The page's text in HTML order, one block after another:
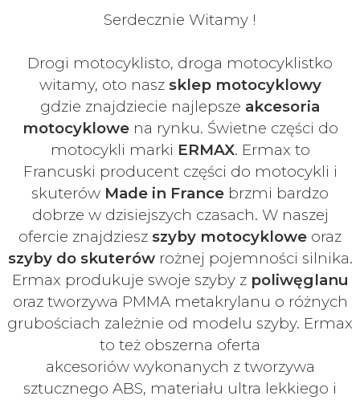
Serdecznie Witamy !
Drogi motocyklisto, droga motocyklistko
witamy, oto nasz sklep motocyklowy
gdzie znajdziecie najlepsze akcesoria
motocyklowena rynku. Świetne części do
motocykli marki ERMAX. Ermax to
Francuski producent części do motocykli i
skuterów Made in France brzmi bardzo
dobrze w dzisiejszych czasach. W naszej
ofercie znajdziesz szyby motocyklowe oraz
szyby do skuterówrożnej pojemności silnika.
Ermax produkuje swoje szyby z poliwęglanu
oraz tworzywa PMMA metakrylanu o różnych
grubościach zależnie od modelu szyby. Ermax
to też obszerna oferta
akcesoriów wykonanych z tworzywa
sztucznego ABS, materiału ultra lekkiego i